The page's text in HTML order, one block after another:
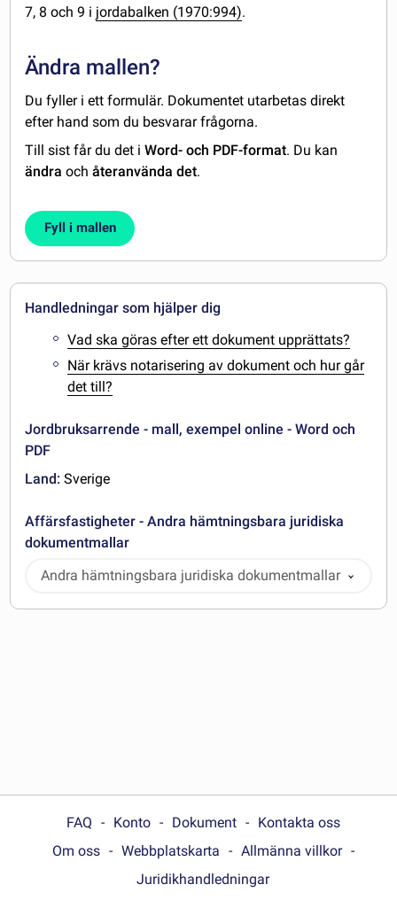
7, 8 och 9 i jordabalken (1970:994).
Ändra mallen?
Du fyller i ett formulär. Dokumentet utarbetas direkt
efter hand som du besvarar frågorna.
Till sist får du det iWord- och PDF-format. Du kan
ändra ochåteranvända det.
Fyll i mallen
Handledningar som hjälper dig
Vad ska göras efter ett dokument upprättats?
När krävs notarisering av dokument och hur går
det till?
Jordbruksarrende - mall, exempel online - Word och
PDF
Land: Sverige
Affärsfastigheter - Andra hämtningsbara juridiska
dokumentmallar
Andra hämtningsbara juridiska dokumentmallar
FAQ Konto Dokument
Kontakta oss
Om oss
Webbplatskarta
Allmänna villkor
Juridikhandledningar